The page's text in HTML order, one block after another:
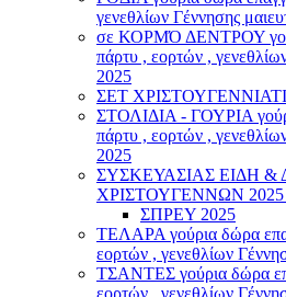
γενεθλίων Γέννησης
σε ΚΟΡΜΌ ΔΕΝΤΡΟΥ
πάρτυ , εορτών ,
2025
ΣΕΤ
ΣΤΟΛΙΔΙΑ - ΓΟΥΡΙΑ
πάρτυ , εορτών ,
2025
ΣΥΣΚΕΥΑΣΙΑΣ ΕΙΔΗ
ΧΡΙΣΤΟΥΓΕΝΝΩΝ 2025
ΣΠΡΕΥ 2025
ΤΕΛΑΡΑ γούρια δώρα
εορτών , γενεθλίων
ΤΣΑΝΤΕΣ γούρια δώρα
εορτών , γενεθλίων